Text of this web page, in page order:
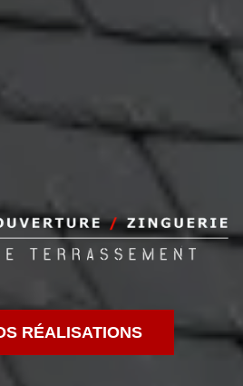
RÉALISATIONS